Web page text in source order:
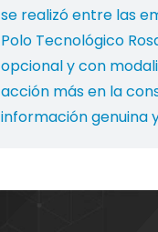
se realizó entre las
Polo Tecnológico
opcional y con
acción más en la
información genuina